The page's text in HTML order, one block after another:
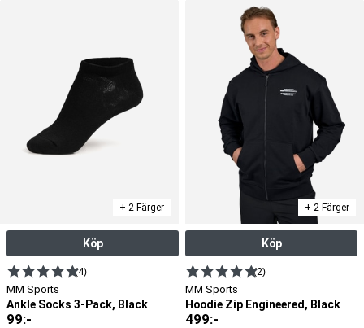
+ 2 Färger
Köp
(4)
MM Sports
Ankle Socks 3-Pack, Black
99:-
+ 2 Färger
Köp
(2)
MM Sports
Hoodie Zip Engineered, Black
499:-